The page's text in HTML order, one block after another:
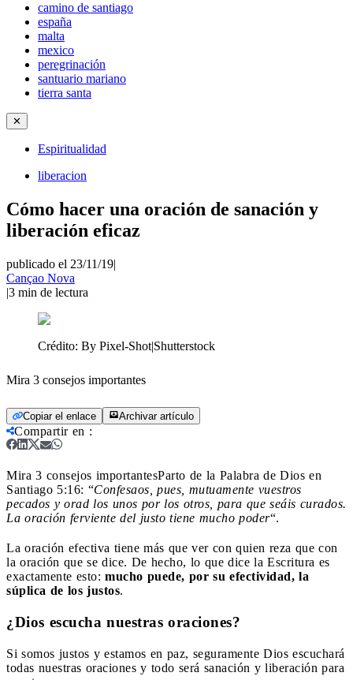
camino de santiago
españa
malta
mexico
peregrinación
santuario mariano
tierra santa
✕
Espiritualidad
liberacion
Cómo hacer una oración de sanación y
liberación eficaz
publicado el 23/11/19|
Cançao Nova
|3 min de lectura
Crédito: By Pixel-Shot|Shutterstock
Mira 3 consejos importantes
Copiar el enlace Archivar artículo
Compartir en :
Mira 3 consejos importantesParto de la Palabra de Dios en
Santiago 5:16: “Confesaos, pues, mutuamente vuestros
pecados y orad los unos por los otros, para que seáis curados.
La oración ferviente del justo tiene mucho poder“.
La oración efectiva tiene más que ver con quien reza que con
la oración que se dice. De hecho, lo que dice la Escritura es
exactamente esto: mucho puede, por su efectividad, la
súplica de los justos.
¿Dios escucha nuestras oraciones?
Si somos justos y estamos en paz, seguramente Dios escuchará
todas nuestras oraciones y todo será sanación y liberación para